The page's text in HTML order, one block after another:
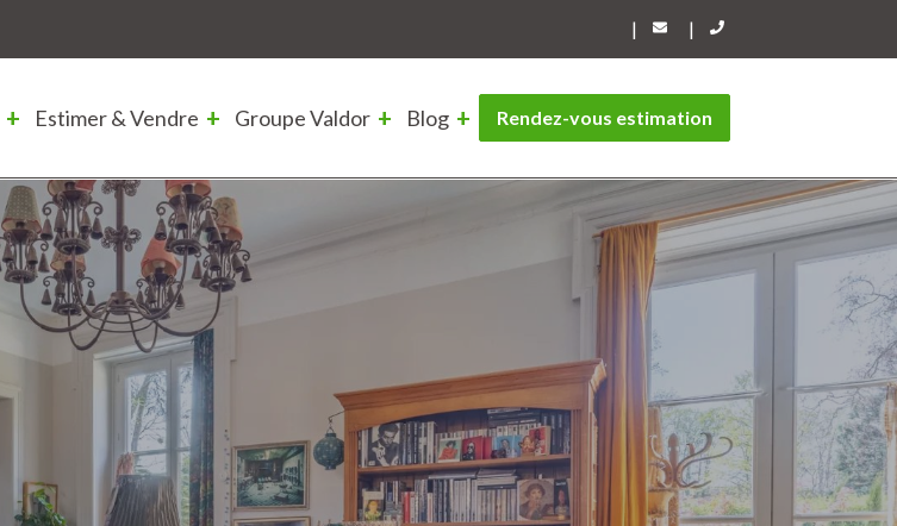
| |
Estimer & Vendre Groupe Valdor Blog Rendez-vous estimation